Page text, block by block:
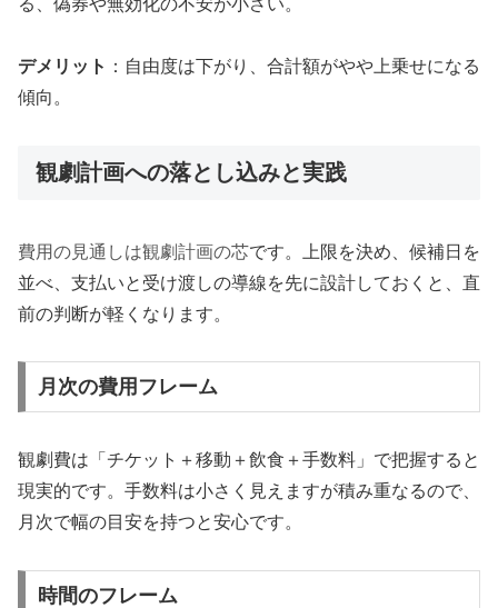
デメリット ：自由度は下がり、合計額がやや上乗せになる
傾向。
観劇計画への落とし込みと実践
費用の見通しは観劇計画の芯です。上限を決め、候補日を
並べ、支払いと受け渡しの導線を先に設計しておくと、直
前の判断が軽くなります。
月次の費用フレーム
観劇費は「チケット＋移動＋飲食＋手数料」で把握すると
現実的です。手数料は小さく見えますが積み重なるので、
月次で幅の目安を持つと安心です。
時間のフレーム